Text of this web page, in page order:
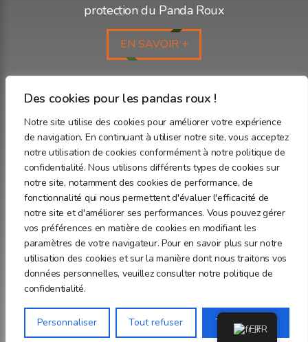
Des cookies pour les pandas roux !
Notre site utilise des cookies pour améliorer votre expérience
de navigation. En continuant à utiliser notre site, vous acceptez
notre utilisation de cookies conformément à notre politique de
confidentialité. Nous utilisons différents types de cookies sur
notre site, notamment des cookies de performance, de
fonctionnalité qui nous permettent d'évaluer l'efficacité de
notre site et d'améliorer ses performances. Vous pouvez gérer
vos préférences en matière de cookies en modifiant les
paramètres de votre navigateur. Pour en savoir plus sur notre
utilisation des cookies et sur la manière dont nous traitons vos
données personnelles, veuillez consulter notre politique de
confidentialité.
Personnaliser Tout refuser Tout accepter
protection du Panda Roux
EN SAVOIR +
Rejoignez-nous sur les réseaux sociaux !
© CPPR 2020-2025 - Tous droits réservés
FR